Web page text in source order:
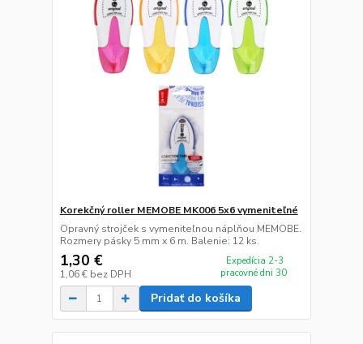
Korekčný roller MEMOBE MK006 5x6 vymeniteľné
Opravný strojček s vymeniteľnou náplňou MEMOBE.
Rozmery pásky 5 mm x 6 m. Balenie: 12 ks.
1,30 €
1,06 € bez DPH
Expedícia 2-3
pracovné dni 30
Pridať do košíka